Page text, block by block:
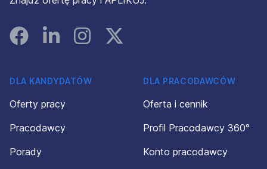
FacebookLinked InInstagramInstagram
DLA KANDYDATÓW
Oferty pracy
Pracodawcy
Porady
DLA PRACODAWCÓW
Oferta i cennik
Profil Pracodawcy 360°
Konto pracodawcy